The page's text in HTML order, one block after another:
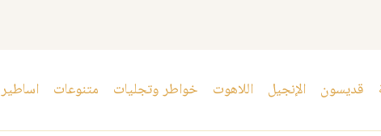
قديسون الإنجيل اللاهوت خواطر وتجليات متنوعات اساطير